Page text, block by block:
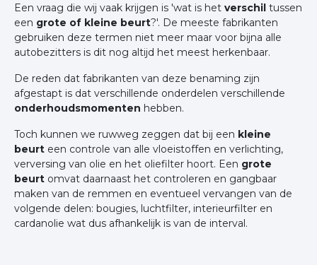
Een vraag die wij vaak krijgen is 'wat is het verschil tussen
een grote of kleine beurt?'. De meeste fabrikanten
gebruiken deze termen niet meer maar voor bijna alle
autobezitters is dit nog altijd het meest herkenbaar.
De reden dat fabrikanten van deze benaming zijn
afgestapt is dat verschillende onderdelen verschillende
onderhoudsmomenten hebben.
Toch kunnen we ruwweg zeggen dat bij een kleine
beurt een controle van alle vloeistoffen en verlichting,
verversing van olie en het oliefilter hoort. Een grote
beurt omvat daarnaast het controleren en gangbaar
maken van de remmen en eventueel vervangen van de
volgende delen: bougies, luchtfilter, interieurfilter en
cardanolie wat dus afhankelijk is van de interval.